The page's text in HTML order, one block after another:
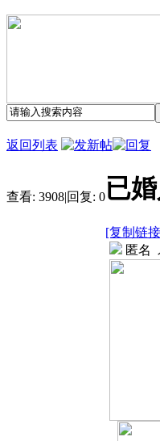
返回列表
查看: 3908|回复: 0已
[复制链
匿名